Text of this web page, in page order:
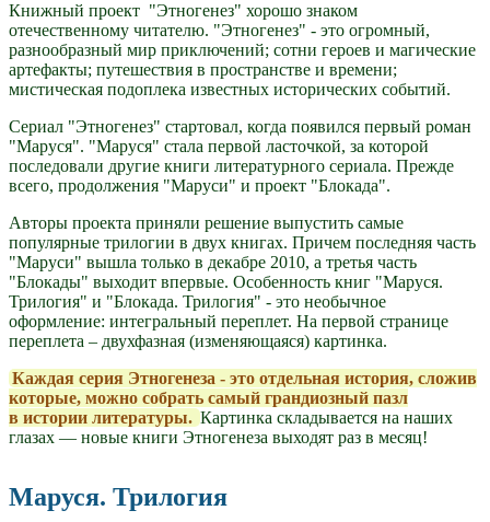
Книжный проект "Этногенез" хорошо знаком
отечественному читателю. "Этногенез" - это огромный,
разнообразный мир приключений; сотни героев и магические
артефакты; путешествия в пространстве и времени;
мистическая подоплека известных исторических событий.
Сериал "Этногенез" стартовал, когда появился первый роман
"Маруся". "Маруся" стала первой ласточкой, за которой
последовали другие книги литературного сериала. Прежде
всего, продолжения "Маруси" и проект "Блокада".
Авторы проекта приняли решение выпустить самые
популярные трилогии в двух книгах. Причем последняя часть
"Маруси" вышла только в декабре 2010, а третья часть
"Блокады" выходит впервые. Особенность книг "Маруся.
Трилогия" и "Блокада. Трилогия" - это необычное
оформление: интегральный переплет. На первой странице
переплета – двухфазная (изменяющаяся) картинка.
Каждая серия Этногенеза - это отдельная история, сложив
которые, можно собрать самый грандиозный пазл
в истории литературы. Картинка складывается на наших
глазах — новые книги Этногенеза выходят раз в месяц!
Маруся. Трилогия